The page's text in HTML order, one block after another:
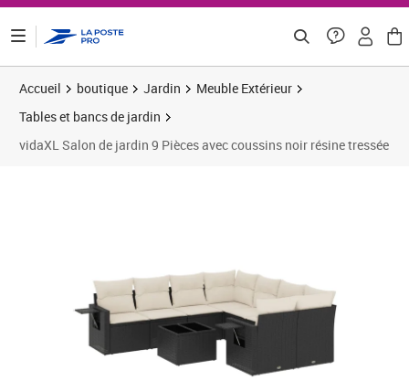
Accueil boutique Jardin
Meuble Extérieur
Tables et bancs de jardin
vidaXL Salon de jardin 9 Pièces avec coussins noir résine tressée